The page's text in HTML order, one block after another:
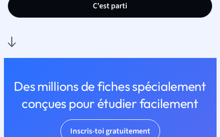
C'est parti
Des millions de fiches spécialement
conçues pour étudier facilement
Inscris-toi gratuitement